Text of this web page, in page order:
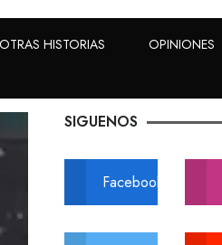
HISTORIAS OPINIONES
SIGUENOS
Facebook